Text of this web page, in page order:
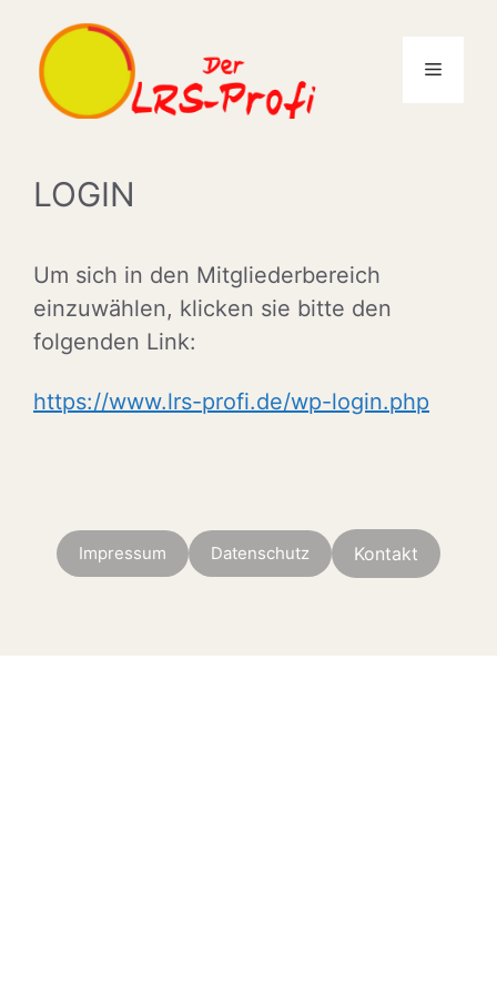
Inhalt
springen
Menü
LOGIN
Um sich in den Mitgliederbereich
einzuwählen, klicken sie bitte den
folgenden Link:
https://www.lrs-profi.de/wp-login.php
Impressum Datenschutz Kontakt